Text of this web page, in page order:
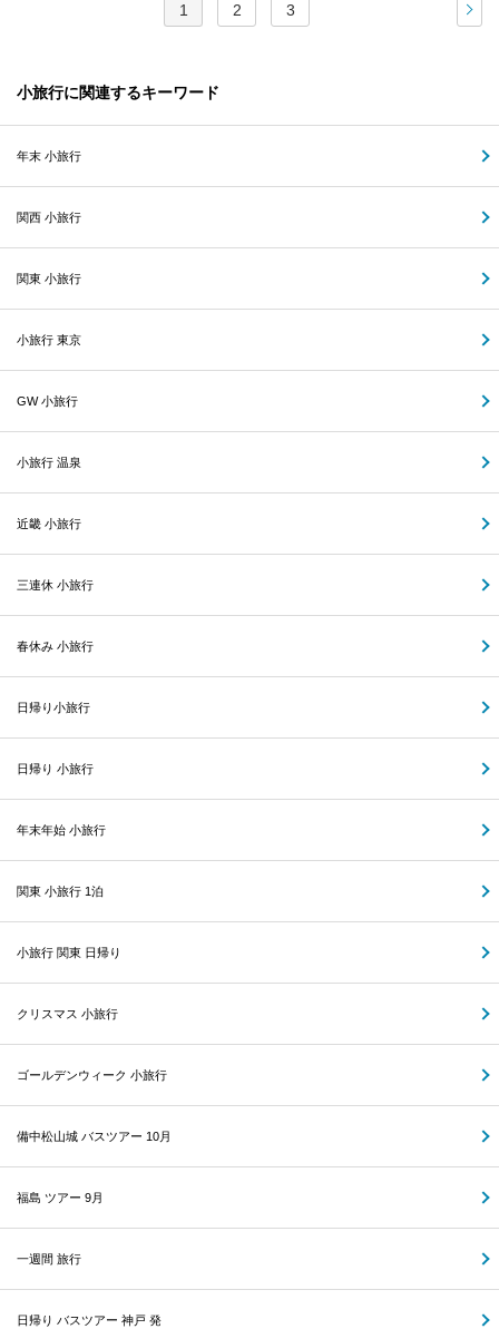
1 2 3
小旅行に関連するキーワード
年末 小旅行
関西 小旅行
関東 小旅行
小旅行 東京
GW 小旅行
小旅行 温泉
近畿 小旅行
三連休 小旅行
春休み 小旅行
日帰り小旅行
日帰り 小旅行
年末年始 小旅行
関東 小旅行 1泊
小旅行 関東 日帰り
クリスマス 小旅行
ゴールデンウィーク 小旅行
備中松山城 バスツアー 10月
福島 ツアー 9月
一週間 旅行
日帰り バスツアー 神戸 発